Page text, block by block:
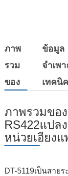
ภาพ
รวม
ของ
ข้อมูล
จำเพ
เทคนิค
ภาพรวมของ
RS422แปล
หน่วยเอียง
DT-5119เป็นสาย